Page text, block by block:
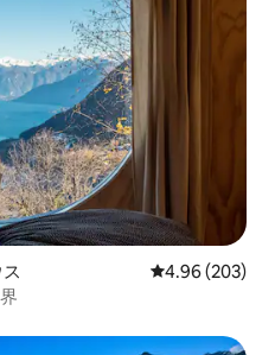
レビュー203
4.96 (203)